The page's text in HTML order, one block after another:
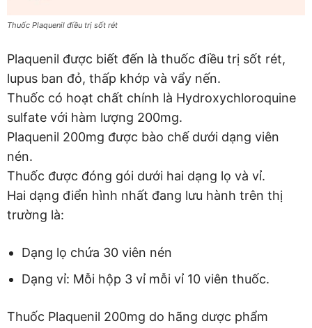
Thuốc Plaquenil điều trị sốt rét
Plaquenil được biết đến là thuốc điều trị sốt rét,
lupus ban đỏ, thấp khớp và vẩy nến.
Thuốc có hoạt chất chính là Hydroxychloroquine
sulfate với hàm lượng 200mg.
Plaquenil 200mg được bào chế dưới dạng viên
nén.
Thuốc được đóng gói dưới hai dạng lọ và vỉ.
Hai dạng điển hình nhất đang lưu hành trên thị
trường là:
Dạng lọ chứa 30 viên nén
Dạng vỉ: Mỗi hộp 3 vỉ mỗi vỉ 10 viên thuốc.
Thuốc Plaquenil 200mg do hãng dược phẩm